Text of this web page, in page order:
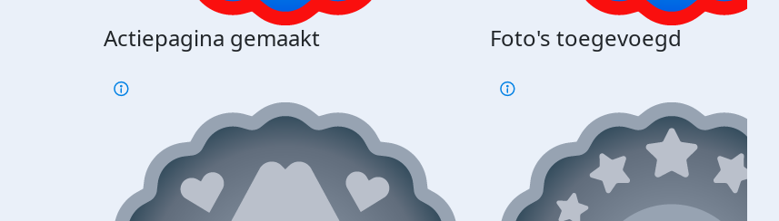
Actiepagina gemaakt Foto's toegevoegd